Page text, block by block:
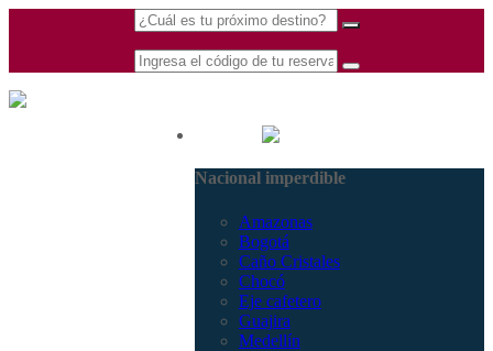
Nacional imperdible
Amazonas
Bogotá
Caño Cristales
Chocó
Eje cafetero
Guajira
Medellín